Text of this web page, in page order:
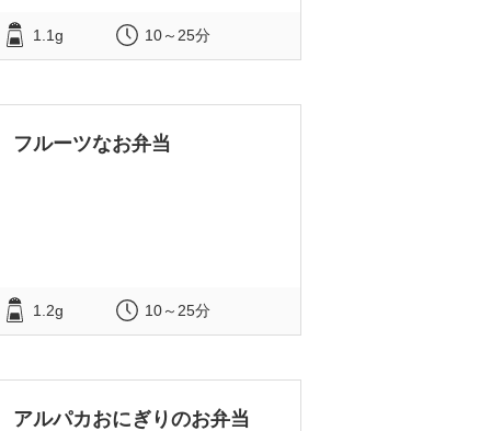
1.1g 10～25分
フルーツなお弁当
1.2g 10～25分
アルパカおにぎりのお弁当